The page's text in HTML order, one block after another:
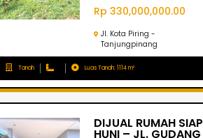
Rp 330,000,000.00
Jl. Kota Piring -
Tanjungpinang
Tanah Luas Tanah: 1114 m²
DIJUAL RUMAH SIAP
HUNI – JL. GUDANG